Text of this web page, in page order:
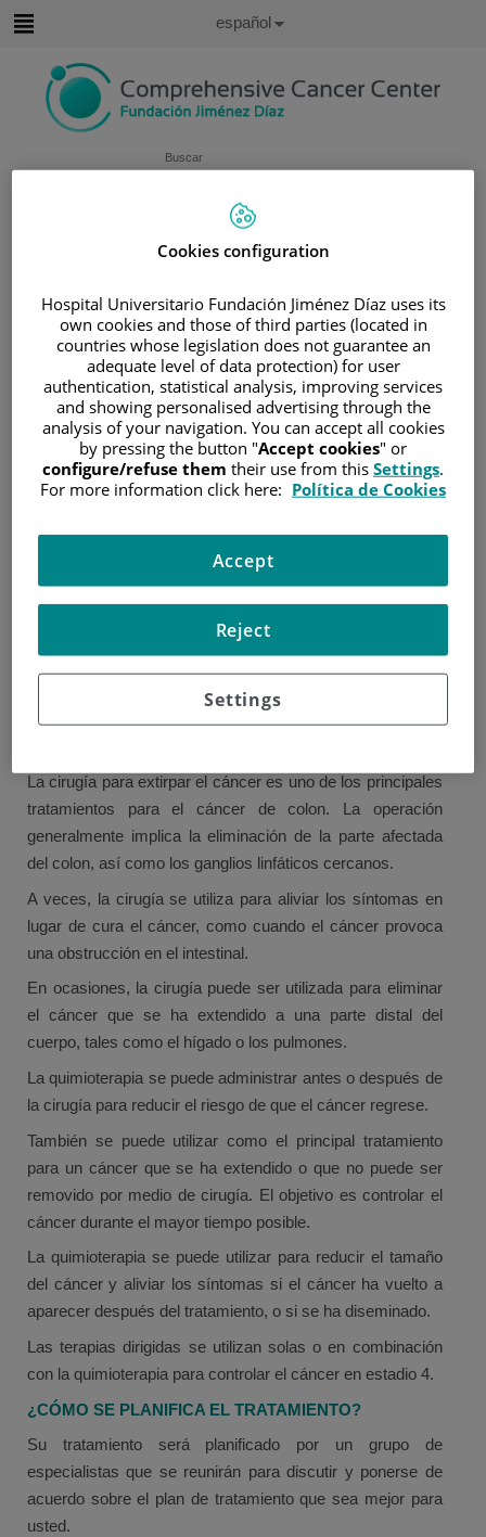
contenido
Buscar
idioma
Idioma
Español
ÁREA DEL PACIENTE
/INFORMACIÓN Y SOPORTE AL PACIENTE
TIPOS DE CÁNCER
ÁREA DE CÁNCER GASTRO-INTESTINAL
/COLON/ TRATAMIENTO
Tratamiento
Los tratamientos utilizados para el cáncer de colon
menudo, se utiliza una combinación de tratamientos.
El tratamiento depende del estadio del cáncer y dónde se
encuentre. También depende de su salud general y
tratamientos con su médico. Esto le ayudará a entender
por qué se ha sugerido un plan en particular del
La cirugía para extirpar el cáncer es uno de los principales
tratamientos para el cáncer de colon. La operación
generalmente implica la eliminación de la parte afectada
del colon, así como los ganglios linfáticos cercanos.
A veces, la cirugía se utiliza para aliviar los síntomas en
lugar de cura el cáncer, como cuando el cáncer provoca
una obstrucción en el intestinal.
En ocasiones, la cirugía puede ser utilizada para eliminar
el cáncer que se ha extendido a una parte distal del
cuerpo, tales como el hígado o los pulmones.
La quimioterapia se puede administrar antes o después de
la cirugía para reducir el riesgo de que el cáncer regrese.
También se puede utilizar como el principal tratamiento
para un cáncer que se ha extendido o que no puede ser
removido por medio de cirugía. El objetivo es controlar el
cáncer durante el mayor tiempo posible.
La quimioterapia se puede utilizar para reducir el tamaño
del cáncer y aliviar los síntomas si el cáncer ha vuelto a
aparecer después del tratamiento, o si se ha diseminado.
Las terapias dirigidas se utilizan solas o en combinación
con la quimioterapia para controlar el cáncer en estadio 4.
¿CÓMO SE PLANIFICA EL TRATAMIENTO?
Su tratamiento será planificado por un grupo de
especialistas que se reunirán para discutir y ponerse de
acuerdo sobre el plan de tratamiento que sea mejor para
usted.
Cookies configuration
Hospital Universitario Fundación Jiménez Díaz uses its
own cookies and those of third parties (located in
countries whose legislation does not guarantee an
adequate level of data protection) for user
authentication, statistical analysis, improving services
and showing personalised advertising through the
analysis of your navigation. You can accept all cookies
by pressing the button "Accept cookies" or
configure/refuse them their use from this Settings.
For more information click here: Política de Cookies
Settings
Reject
Accept